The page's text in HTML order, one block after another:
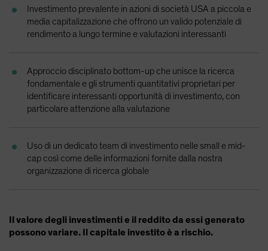
Sweden
Switzerland
United States (US Citizens)
US (Non-US Citizens/NRC)
Investimento prevalente in azioni di società USA a piccola e
media capitalizzazione che offrono un valido potenziale di
rendimento a lungo termine e valutazioni interessanti
Approccio disciplinato bottom-up che unisce la ricerca
fondamentale e gli strumenti quantitativi proprietari per
identificare interessanti opportunità di investimento, con
particolare attenzione alla valutazione
Uso di un dedicato team di investimento nelle small e mid-
cap così come delle informazioni fornite dalla nostra
organizzazione di ricerca globale
Il valore degli investimenti e il reddito da essi generato
possono variare. Il capitale investito è a rischio.